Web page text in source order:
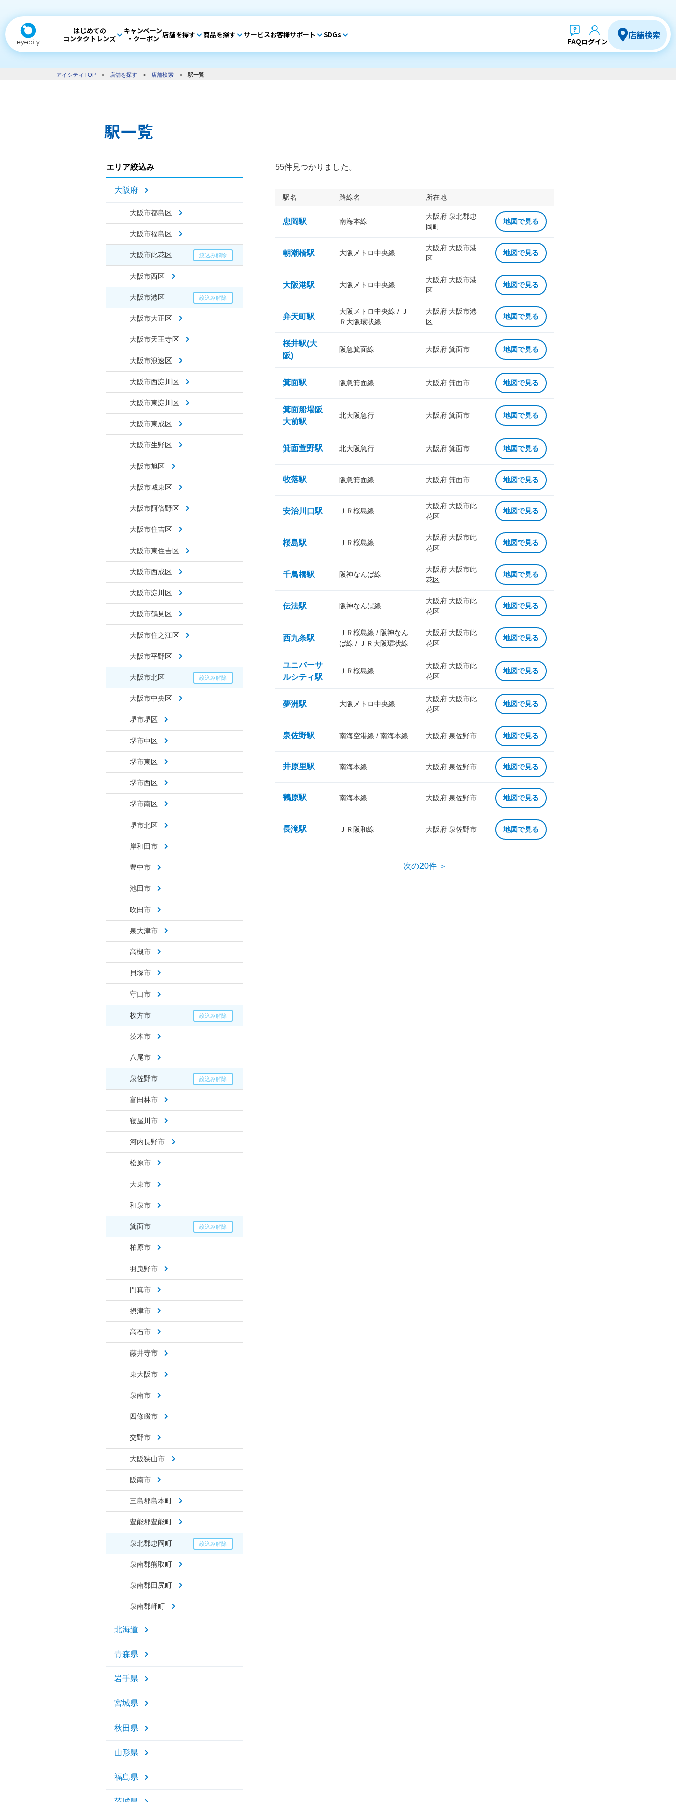
はじめての
コンタクトレンズ
キャンペーン
・クーポン 店舗を探す 商品を探す サービスお客様サポート SDGs
FAQログイン
店舗検索
アイシティTOP > 店舗を探す > 店舗検索 > 駅一覧
駅一覧
エリア絞込み
大阪府
大阪市都島区
大阪市福島区
大阪市此花区
大阪市西区
大阪市港区
大阪市大正区
大阪市天王寺区
大阪市浪速区
大阪市西淀川区
大阪市東淀川区
大阪市東成区
大阪市生野区
大阪市旭区
大阪市城東区
大阪市阿倍野区
大阪市住吉区
大阪市東住吉区
大阪市西成区
大阪市淀川区
大阪市鶴見区
大阪市住之江区
大阪市平野区
大阪市北区
大阪市中央区
堺市堺区
堺市中区
堺市東区
堺市西区
堺市南区
堺市北区
岸和田市
豊中市
池田市
吹田市
泉大津市
高槻市
貝塚市
守口市
枚方市
茨木市
八尾市
泉佐野市
富田林市
寝屋川市
河内長野市
松原市
大東市
和泉市
箕面市
柏原市
羽曳野市
門真市
摂津市
高石市
藤井寺市
東大阪市
泉南市
四條畷市
交野市
大阪狭山市
阪南市
三島郡島本町
豊能郡豊能町
泉北郡忠岡町
泉南郡熊取町
泉南郡田尻町
泉南郡岬町
北海道
青森県
岩手県
宮城県
秋田県
山形県
福島県
55件見つかりました。
駅名 路線名 所在地
忠岡駅 南海本線
大阪府 泉北郡忠
岡町
地図で見る
朝潮橋駅 大阪メトロ中央線
大阪府 大阪市港
区
地図で見る
大阪港駅 大阪メトロ中央線
大阪府 大阪市港
区
地図で見る
弁天町駅
大阪メトロ中央線 / Ｊ
Ｒ大阪環状線
大阪府 大阪市港
区
地図で見る
桜井駅(大
阪)
阪急箕面線 大阪府 箕面市 地図で見る
箕面駅 阪急箕面線 大阪府 箕面市 地図で見る
箕面船場阪
大前駅
北大阪急行 大阪府 箕面市 地図で見る
箕面萱野駅 北大阪急行 大阪府 箕面市 地図で見る
牧落駅 阪急箕面線 大阪府 箕面市 地図で見る
安治川口駅 ＪＲ桜島線
大阪府 大阪市此
花区
地図で見る
桜島駅 ＪＲ桜島線
大阪府 大阪市此
花区
地図で見る
千鳥橋駅 阪神なんば線
大阪府 大阪市此
花区
地図で見る
伝法駅 阪神なんば線
大阪府 大阪市此
花区
地図で見る
西九条駅
ＪＲ桜島線 / 阪神なん
ば線 / ＪＲ大阪環状線
大阪府 大阪市此
花区
地図で見る
ユニバーサ
ルシティ駅
ＪＲ桜島線
大阪府 大阪市此
花区
地図で見る
夢洲駅 大阪メトロ中央線
大阪府 大阪市此
花区
地図で見る
泉佐野駅 南海空港線 / 南海本線 大阪府 泉佐野市 地図で見る
井原里駅 南海本線 大阪府 泉佐野市 地図で見る
鶴原駅 南海本線 大阪府 泉佐野市 地図で見る
長滝駅 ＪＲ阪和線 大阪府 泉佐野市 地図で見る
次の20件 ＞